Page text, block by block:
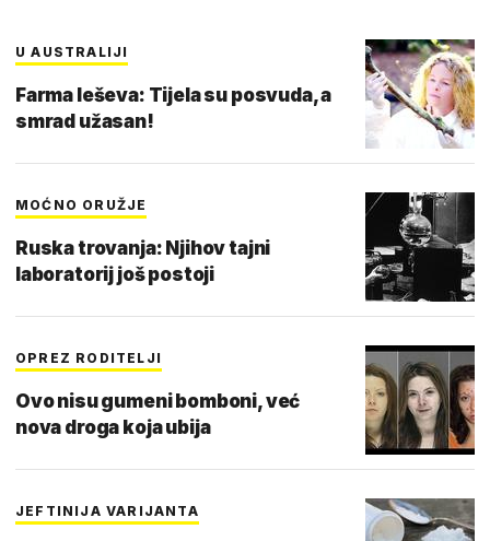
U AUSTRALIJI
Farma leševa: Tijela su posvuda, a
smrad užasan!
MOĆNO ORUŽJE
Ruska trovanja: Njihov tajni
laboratorij još postoji
OPREZ RODITELJI
Ovo nisu gumeni bomboni, već
nova droga koja ubija
JEFTINIJA VARIJANTA